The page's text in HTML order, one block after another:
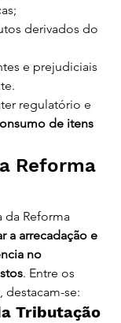
derivados do
e prejudiciais
regulatório e
de itens
Reforma
da Reforma
a arrecadação e
no
. Entre os
destacam-se:
Tributação